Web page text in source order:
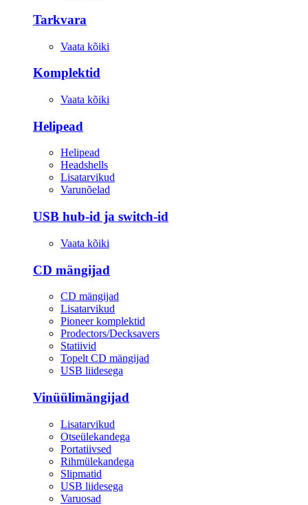
Tarkvara
Vaata kõiki
Komplektid
Vaata kõiki
Helipead
Helipead
Headshells
Lisatarvikud
Varunõelad
USB hub-id ja switch-id
Vaata kõiki
CD mängijad
CD mängijad
Lisatarvikud
Pioneer komplektid
Prodectors/Decksavers
Statiivid
Topelt CD mängijad
USB liidesega
Vinüülimängijad
Lisatarvikud
Otseülekandega
Portatiivsed
Rihmülekandega
Slipmatid
USB liidesega
Varuosad